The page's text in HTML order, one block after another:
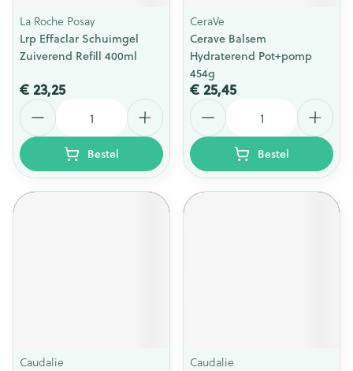
La Roche Posay
Lrp Effaclar Schuimgel
Zuiverend Refill 400ml
€ 23,25
Bestel
CeraVe
Cerave Balsem
Hydraterend Pot+pomp
454g
€ 25,45
Aantal
Bestel
Caudalie Caudalie